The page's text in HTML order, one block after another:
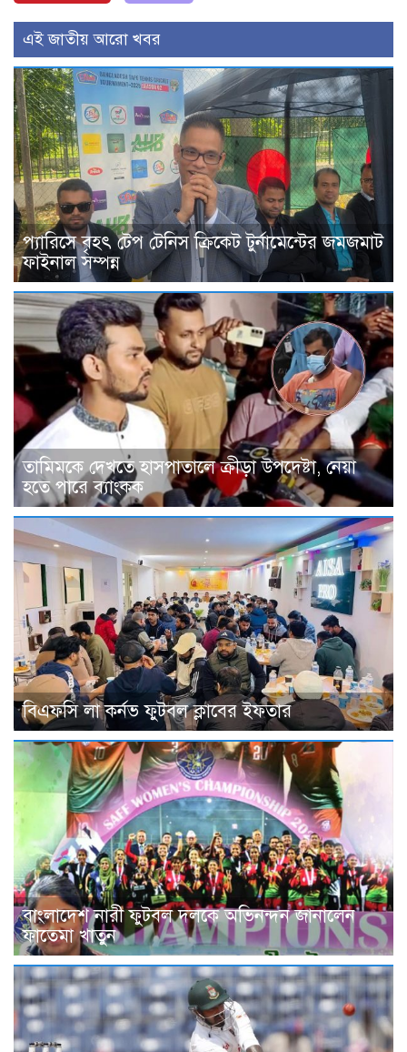
এই জাতীয় আরো খবর
প‍্যারিসে বৃহৎ টেপ টেনিস ক্রিকেট টুর্নামেন্টের জমজমাট
ফাইনাল সম্পন্ন
তামিমকে দেখতে হাসপাতালে ক্রীড়া উপদেষ্টা, নেয়া
হতে পারে ব্যাংকক
বিএফসি লা কর্নভ ফুটবল ক্লাবের ইফতার
বাংলাদেশ নারী ফুটবল দলকে অভিনন্দন জানালেন
ফাতেমা খাতুন